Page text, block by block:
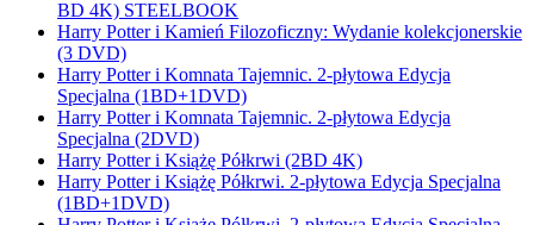
BD 4K) STEELBOOK
Harry Potter i Kamień Filozoficzny: Wydanie kolekcjonerskie
(3 DVD)
Harry Potter i Komnata Tajemnic. 2-płytowa Edycja
Specjalna (1BD+1DVD)
Harry Potter i Komnata Tajemnic. 2-płytowa Edycja
Specjalna (2DVD)
Harry Potter i Książę Półkrwi (2BD 4K)
Harry Potter i Książę Półkrwi. 2-płytowa Edycja Specjalna
(1BD+1DVD)